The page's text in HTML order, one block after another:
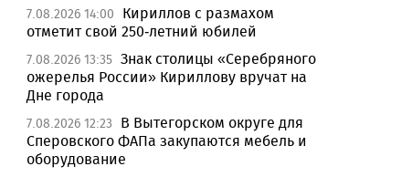
7.08.2026 14:00
Кириллов с размахом
отметит свой 250-летний юбилей
7.08.2026 13:35 Знак столицы «Серебряного
ожерелья России» Кириллову вручат на
Дне города
7.08.2026 12:23
В Вытегорском округе для
Сперовского ФАПа закупаются мебель и
оборудование